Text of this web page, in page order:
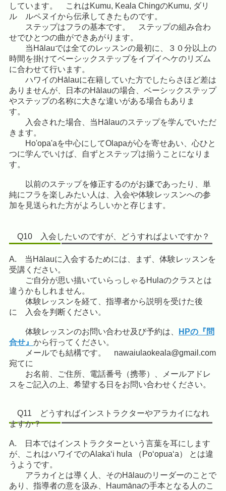
しています。 これはKumu, Keala ChingのKumu, ダリ
ル ルペヌイから伝承してきたものです。
ステップはフラの基本です。 ステップの組み合わ
せでひとつの曲ができあがります。
当Hālauでは全てのレッスンの最初に、３０分以上の
時間を掛けてベーシックステップをイプイヘケのリズム
に合わせて行います。
ハワイのHālauに在籍していた方でしたらさほど差は
ありませんが、日本のHālauの場合、ベーシックステップ
やステップの名称に大きな違いがある場合もありま
す。
入会された場合、当Hālauのステップを学んでいただ
きます。
Ho'opa'aを中心にしてOlapaが心を寄せあい、心ひと
つに学んでいけば、自ずとステップは揃うことになりま
す。
以前のステップを修正するのがお嫌であったり、単
純にフラを楽しみたい人は、入会や体験レッスンへの参
加を見送られた方がよろしいかと存じます。
Q10 入会したいのですが、どうすればよいですか？
A. 当Hālauに入会するためには、まず、体験レッスンを
受講ください。
ご自分が思い描いていらっしゃるHulaのクラスとは
違うかもしれません。
体験レッスンを経て、指導者から説明を受けた後
に 入会を判断ください。
体験レッスンのお問い合わせ及び予約は、
HPの『問
合せ』 から行ってください。
メールでも結構です。 nawaiulaokeala@gmail.com
宛てに
お名前、ご住所、電話番号（携帯）、メールアドレ
スをご記入の上、希望する日をお問い合わせください。
Q11 どうすればインストラクターやアラカイになれ
ますか？
A. 日本ではインストラクターという言葉を耳にします
が、これはハワイでのAlakaʻi hula （Poʻopuaʻa） とは違
うようです。
アラカイとは導く人、そのHālauのリーダーのことで
あり、指導者の意を汲み、Haumānaの手本となる人のこ